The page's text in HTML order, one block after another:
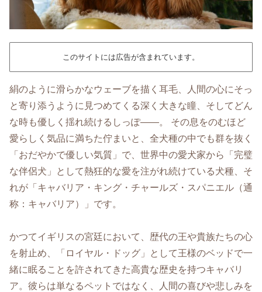
このサイトには広告が含まれています。
絹のように滑らかなウェーブを描く耳毛、人間の心にそっ
と寄り添うように見つめてくる深く大きな瞳、そしてどん
な時も優しく揺れ続けるしっぽ――。 その息をのむほど
愛らしく気品に満ちた佇まいと、全犬種の中でも群を抜く
「おだやかで優しい気質」で、世界中の愛犬家から「完璧
な伴侶犬」として熱狂的な愛を注がれ続けている犬種、そ
れが「キャバリア・キング・チャールズ・スパニエル（通
称：キャバリア）」です。
かつてイギリスの宮廷において、歴代の王や貴族たちの心
を射止め、「ロイヤル・ドッグ」として王様のベッドで一
緒に眠ることを許されてきた高貴な歴史を持つキャバリ
ア。彼らは単なるペットではなく、人間の喜びや悲しみを